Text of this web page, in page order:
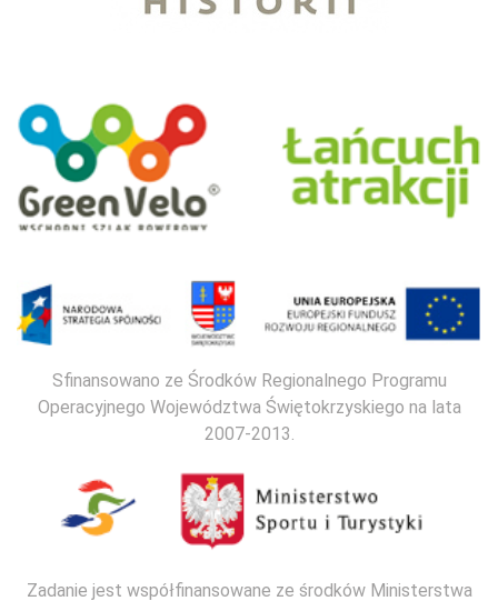
Sfinansowano ze Środków Regionalnego Programu
Operacyjnego Województwa Świętokrzyskiego na lata
2007-2013.
Zadanie jest współfinansowane ze środków Ministerstwa